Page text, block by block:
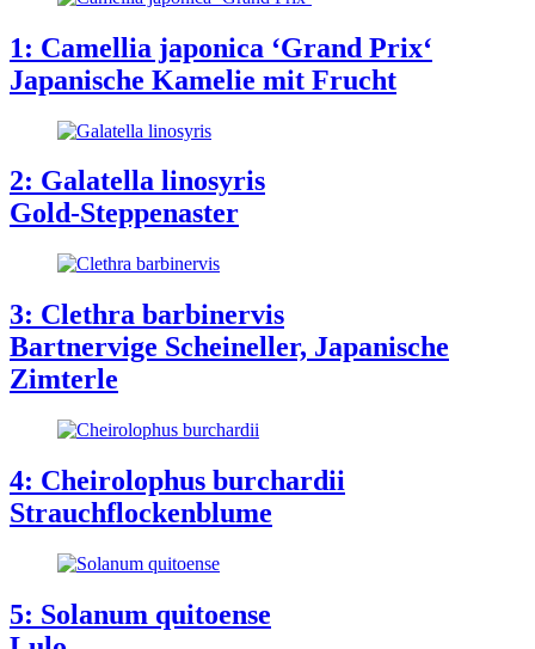
1: Camellia japonica ‘Grand Prix‘
Japanische Kamelie mit Frucht
2: Galatella linosyris
Gold-Steppenaster
3: Clethra barbinervis
Bartnervige Scheineller, Japanische
Zimterle
4: Cheirolophus burchardii
Strauchflockenblume
5: Solanum quitoense